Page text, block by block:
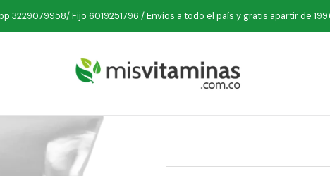
3229079958/ Fijo 6019251796 / Envios a todo el país y gratis apartir de
Deporte Proteinas Alfajore Cookie 'Wich Fresa 50 grs Mrs Taste
Alfajore